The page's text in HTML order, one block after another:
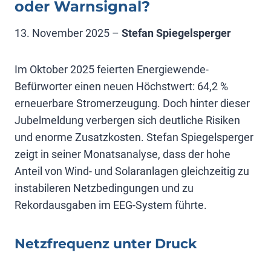
oder Warnsignal?
13. November 2025 – Stefan Spiegelsperger
Im Oktober 2025 feierten Energiewende-
Befürworter einen neuen Höchstwert: 64,2 %
erneuerbare Stromerzeugung. Doch hinter dieser
Jubelmeldung verbergen sich deutliche Risiken
und enorme Zusatzkosten. Stefan Spiegelsperger
zeigt in seiner Monatsanalyse, dass der hohe
Anteil von Wind- und Solaranlagen gleichzeitig zu
instabileren Netzbedingungen und zu
Rekordausgaben im EEG-System führte.
Netzfrequenz unter Druck